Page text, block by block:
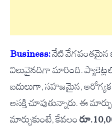
Business:నేటి వేగవంతమైన
విలువైనదిగా మారింది. ప్యాకెట్లలో
బదులుగా, సహజమైన,
ఆసక్తి చూపుతున్నారు. ఈ
మార్చుకుంటే, కేవలం